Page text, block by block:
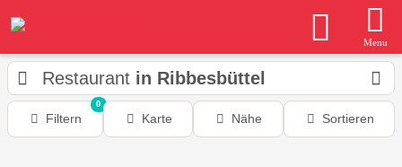
Menu
Restaurant in Ribbesbüttel
Filtern
0
Karte Nähe Sortieren